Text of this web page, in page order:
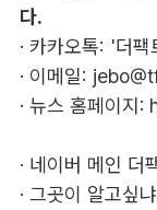
다.
· 카카오톡: '더
· 이메일:
· 뉴스 홈페이지:
· 네이버 메인 더
· 그곳이 알고싶